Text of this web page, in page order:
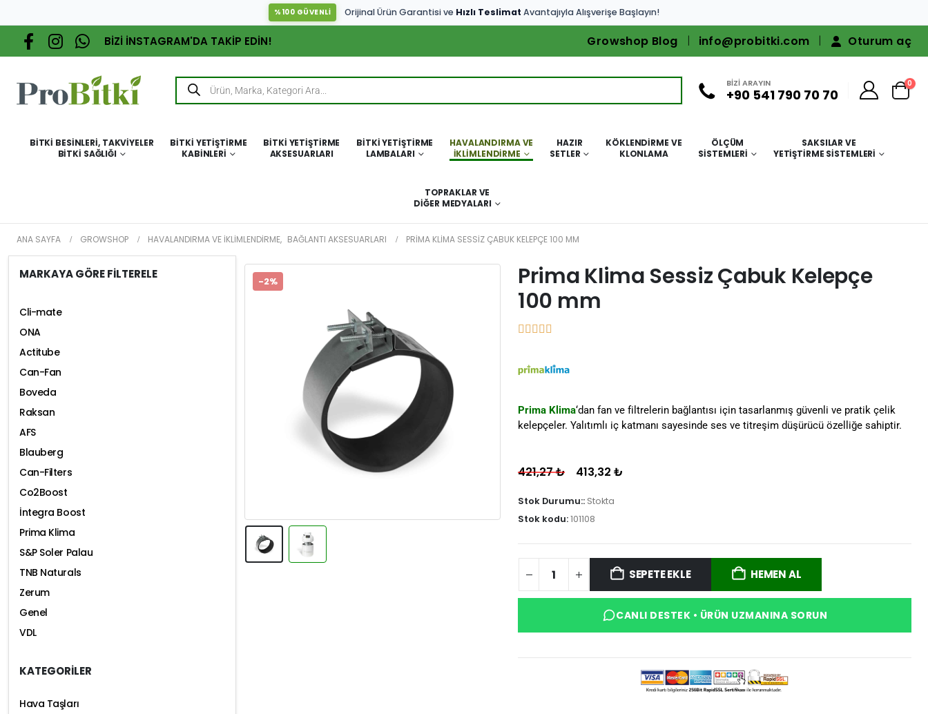
%100 GÜVENLİ Orijinal Ürün Garantisi ve Hızlı Teslimat Avantajıyla Alışverişe Başlayın!
BİZİ İNSTAGRAM'DA TAKİP EDİN! Growshop Blog info@probitki.com Oturum aç
BİZİ ARAYIN
+90 541 790 70 70
0
BITKI BESINLERI, TAKVIYELER
BITKI SAĞLIĞI
BITKI YETIŞTIRME
KABINLERI
BITKI YETIŞTIRME
AKSESUARLARI
BITKI YETIŞTIRME
LAMBALARI
HAVALANDIRMA VE
İKLIMLENDIRME
HAZIR
SETLER
KÖKLENDIRME VE
KLONLAMA
ÖLÇÜM
SISTEMLERI
SAKSILAR VE
YETIŞTIRME SISTEMLERI
TOPRAKLAR VE
DIĞER MEDYALARI
ANA SAYFA GROWSHOP HAVALANDIRMA VE İKLIMLENDIRME, BAĞLANTI AKSESUARLARI PRIMA KLIMA SESSIZ ÇABUK KELEPÇE 100 MM
-2%
Prima Klima Sessiz Çabuk Kelepçe
100 mm
Prima Klima‘dan fan ve filtrelerin bağlantısı için tasarlanmış güvenli ve pratik çelik
kelepçeler. Yalıtımlı iç katmanı sayesinde ses ve titreşim düşürücü özelliğe sahiptir.
421,27₺ 413,32 ₺
Stok Durumu:: Stokta
Stok kodu:101108
SEPETE EKLE HEMEN AL
CANLI DESTEK • ÜRÜN UZMANINA SORUN
MARKAYA GÖRE FİLTERELE
Cli-mate
ONA
Actitube
Can-Fan
Boveda
Raksan
AFS
Blauberg
Can-Filters
Co2Boost
İntegra Boost
Prima Klima
S&P Soler Palau
TNB Naturals
Zerum
Genel
VDL
KATEGORİLER
Hava Taşları